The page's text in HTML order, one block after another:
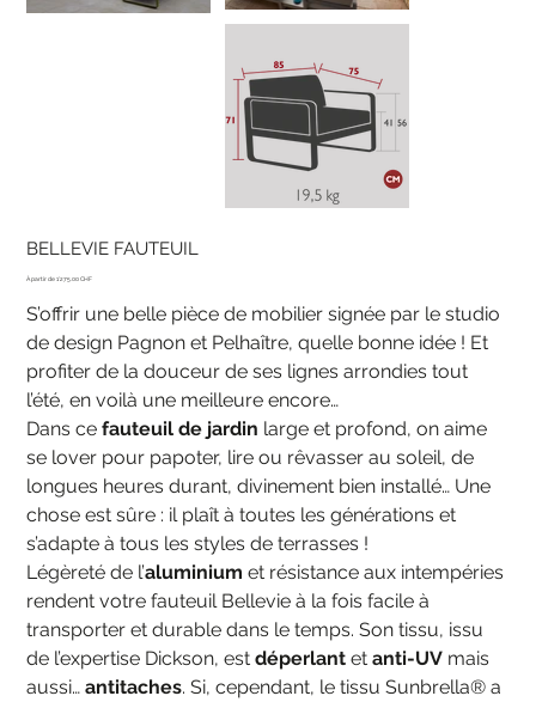
BELLEVIE FAUTEUIL
Prix 1'275.00 CHF
S’offrir une belle pièce de mobilier signée par le studio
de design Pagnon et Pelhaître, quelle bonne idée ! Et
profiter de la douceur de ses lignes arrondies tout
l’été, en voilà une meilleure encore…
Dans cefauteuil de jardin large et profond, on aime
se lover pour papoter, lire ou rêvasser au soleil, de
longues heures durant, divinement bien installé… Une
chose est sûre : il plaît à toutes les générations et
s’adapte à tous les styles de terrasses !
Légèreté de l’aluminium et résistance aux intempéries
rendent votre fauteuil Bellevie à la fois facile à
transporter et durable dans le temps. Son tissu, issu
de l’expertise Dickson, estdéperlant etanti-UV mais
aussi…antitaches. Si, cependant, le tissu Sunbrella® a